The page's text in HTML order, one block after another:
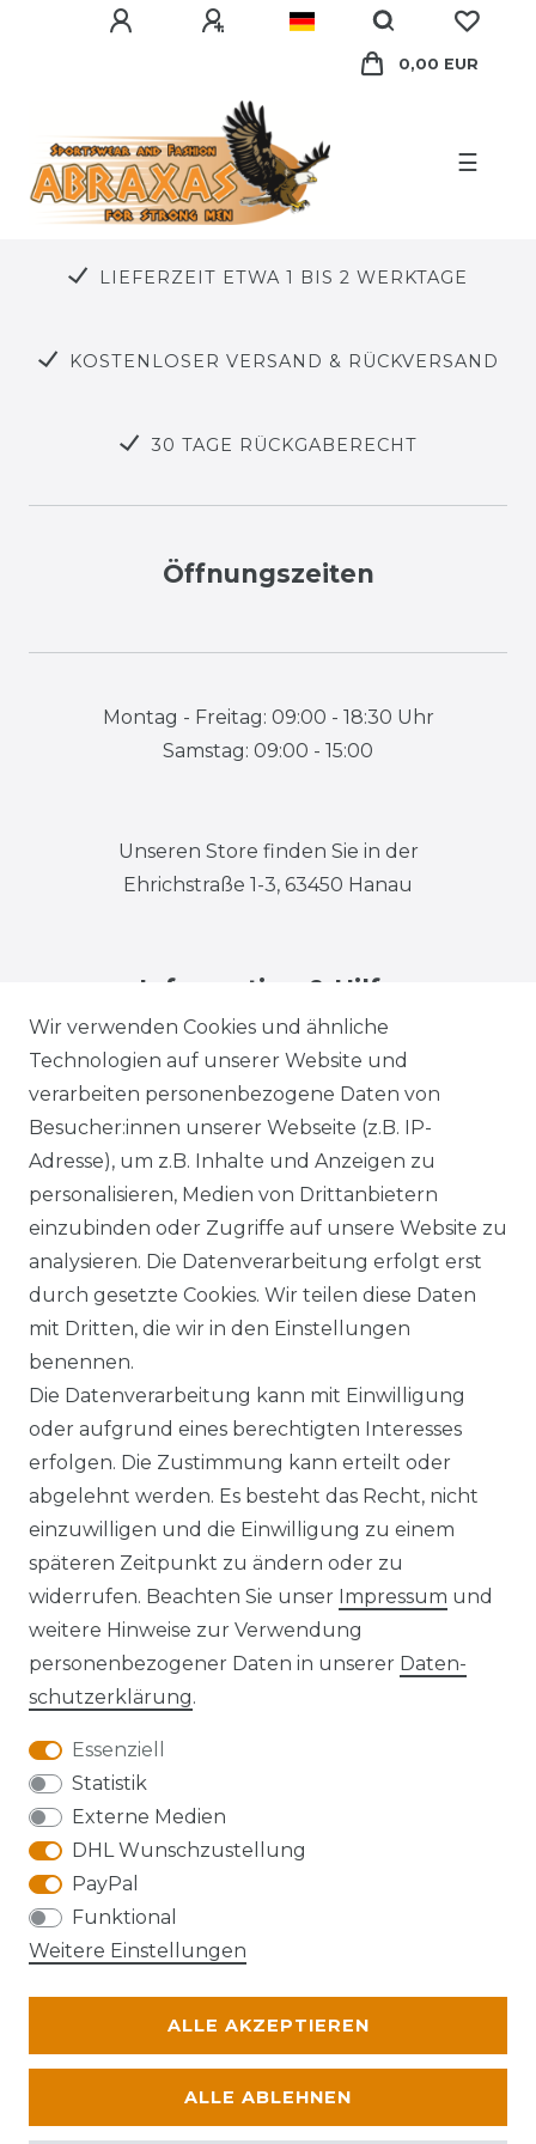
0,00 EUR
☰
Wir verwenden Cookies und ähnliche
Technologien auf unserer Website und
verarbeiten personenbezogene Daten von
Besucher:innen unserer Webseite (z.B. IP-
Adresse), um z.B. Inhalte und Anzeigen zu
personalisieren, Medien von Drittanbietern
einzubinden oder Zugriffe auf unsere Website zu
analysieren. Die Datenverarbeitung erfolgt erst
durch gesetzte Cookies. Wir teilen diese Daten
mit Dritten, die wir in den Einstellungen
benennen.
Die Datenverarbeitung kann mit Einwilligung
oder aufgrund eines berechtigten Interesses
erfolgen. Die Zustimmung kann erteilt oder
abgelehnt werden. Es besteht das Recht, nicht
einzuwilligen und die Einwilligung zu einem
späteren Zeitpunkt zu ändern oder zu
widerrufen. Beachten Sie unser Impressum und
weitere Hinweise zur Verwendung
personenbezogener Daten in unserer Daten­
schutz­erklärung.
Essenziell
Statistik
Externe Medien
DHL Wunschzustellung
PayPal
Funktional
Weitere Einstellungen
ALLE AKZEPTIEREN
ALLE ABLEHNEN
LIEFERZEIT ETWA 1 BIS 2 WERKTAGE
KOSTENLOSER VERSAND & RÜCKVERSAND
30 TAGE RÜCKGABERECHT
Öffnungszeiten
Montag - Freitag: 09:00 - 18:30 Uhr
Samstag: 09:00 - 15:00
Unseren Store finden Sie in der
Ehrichstraße 1-3, 63450 Hanau
Information & Hilfe
Impressum Daten­schutz­erklärung
AGB Barrierefreiheitserklärung
Widerrufs­recht
VERTRAG WIDERRUFEN Kontakt
Die Karte kann aufgrund ihrer
Datenschutzeinstellungen nicht angezeigt
werden. Bitte akzeptieren Sie die Verwendung
von Google Maps, um die Karte zu verwenden.
© Abraxas 2026 | Alle Rechte vorbehalten.